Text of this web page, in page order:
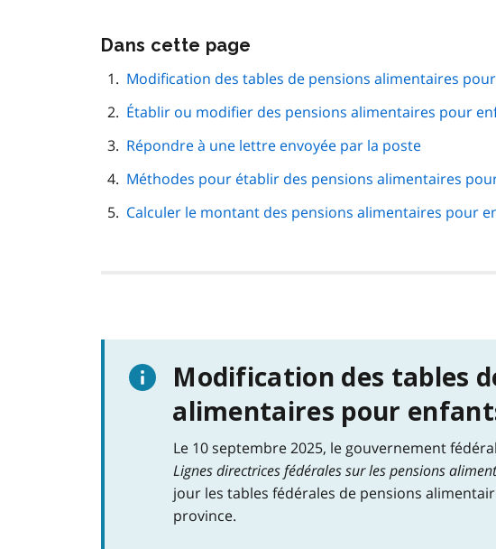
Dans cette page
navigation
page
Modification des tables de pensions alimentaires
Établir ou modifier des pensions alimentaires pour
Répondre à une lettre envoyée par la poste
Méthodes pour établir des pensions alimentaires
Calculer le montant des pensions alimentaires pour
Modification des tables
alimentaires pour
Le 10 septembre 2025, le gouvernement
Lignes directrices fédérales sur les pensions
jour les tables fédérales de pensions
province.